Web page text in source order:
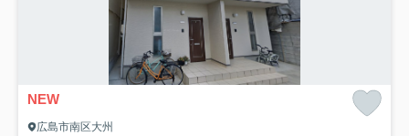
NEW
広島市南区大州